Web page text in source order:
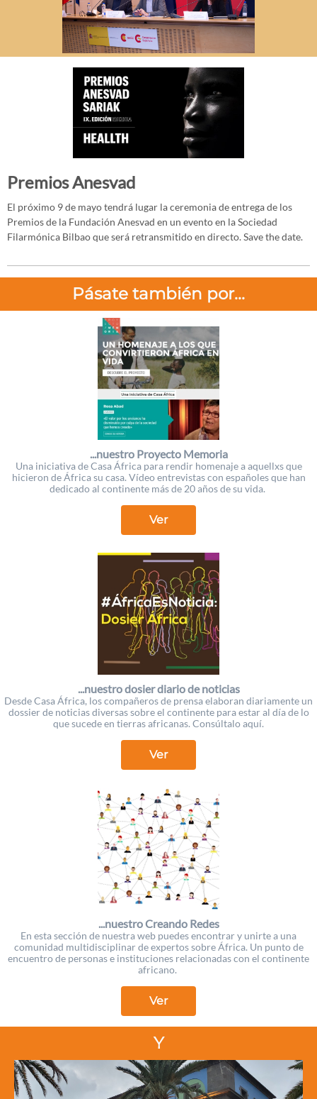
Premios Anesvad
El próximo 9 de mayo tendrá lugar la ceremonia de entrega de los
Premios de la Fundación Anesvad en un evento en la Sociedad
Filarmónica Bilbao que será retransmitido en directo. Save the date.
Pásate también por...
...nuestro Proyecto Memoria
Una iniciativa de Casa África para rendir homenaje a aquellxs que
hicieron de África su casa. Vídeo entrevistas con españoles que han
dedicado al continente más de 20 años de su vida.
Ver
...nuestro dosier diario de noticias
Desde Casa África, los compañeros de prensa elaboran diariamente un
dossier de noticias diversas sobre el continente para estar al día de lo
que sucede en tierras africanas. Consúltalo aquí.
Ver
...nuestro Creando Redes
En esta sección de nuestra web puedes encontrar y unirte a una
comunidad multidisciplinar de expertos sobre África. Un punto de
encuentro de personas e instituciones relacionadas con el continente
africano.
Ver
Y